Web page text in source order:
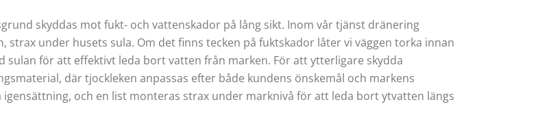
skyddas mot fukt- och vattenskador på lång sikt. Inom vår tjänst dränering
strax under husets sula. Om det finns tecken på fuktskador låter vi väggen torka innan
för att effektivt leda bort vatten från marken. För att ytterligare skydda
där tjockleken anpassas efter både kundens önskemål och markens
och en list monteras strax under marknivå för att leda bort ytvatten längs